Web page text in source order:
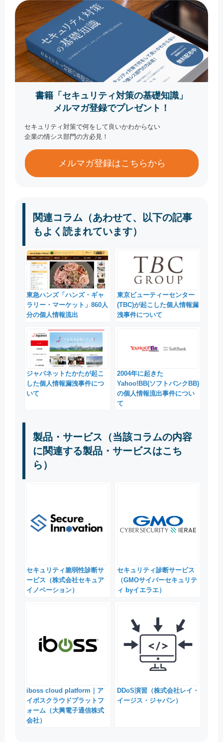
書籍「セキュリティ対策の基礎知識」
メルマガ登録でプレゼント！
セキュリティ対策で何をして良いかわからない
企業の情シス部門の方必見！
メルマガ登録はこちらから
関連コラム（あわせて、以下の記事
もよく読まれています）
東急ハンズ「ハンズ・ギャ
ラリー・マーケット」860人
分の個人情報流出
東京ビューティーセンター
(TBC)が起こした個人情報漏
洩事件について
ジャパネットたかたが起こ
した個人情報漏洩事件につ
いて
2004年に起きた
Yahoo!BB(ソフトバンクBB)
の個人情報流出事件につい
て
製品・サービス（当該コラムの内容
に関連する製品・サービスはこち
ら）
セキュリティ脆弱性診断サ
ービス（株式会社セキュア
イノベーション）
セキュリティ診断サービス
（GMOサイバーセキュリテ
ィ byイエラエ）
iboss cloud platform｜ア
イボスクラウドプラットフ
ォーム（大興電子通信株式
会社）
DDoS演習（株式会社レイ・
イージス・ジャパン）